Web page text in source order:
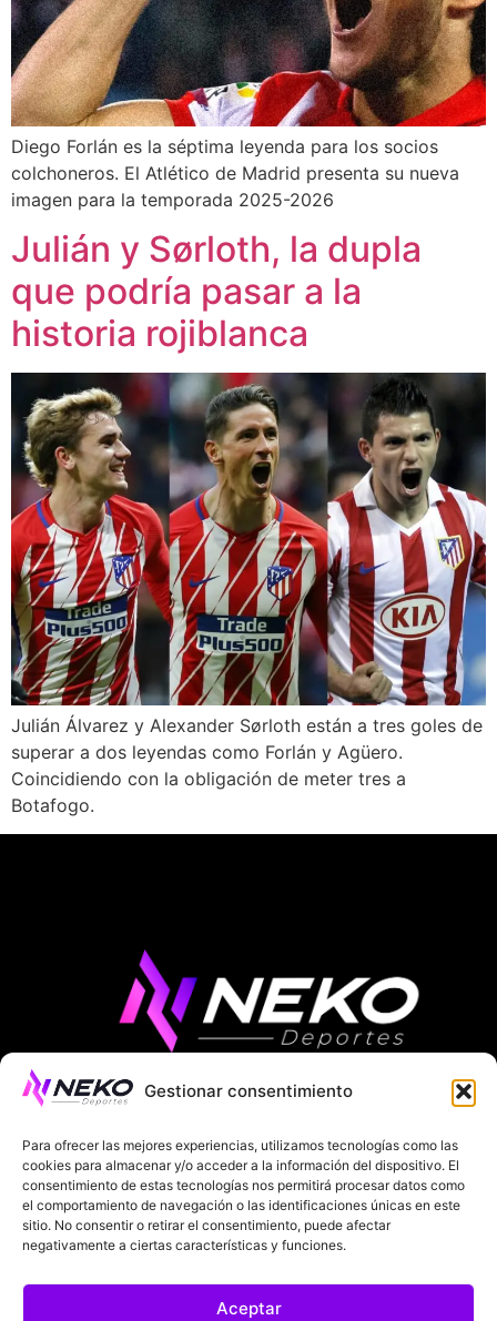
Gestionar consentimiento
Para ofrecer las mejores experiencias, utilizamos tecnologías como las
cookies para almacenar y/o acceder a la información del dispositivo. El
consentimiento de estas tecnologías nos permitirá procesar datos como
el comportamiento de navegación o las identificaciones únicas en este
sitio. No consentir o retirar el consentimiento, puede afectar
negativamente a ciertas características y funciones.
Aceptar
Diego Forlán es la séptima leyenda para los socios
colchoneros. El Atlético de Madrid presenta su nueva
imagen para la temporada 2025-2026
Julián y Sørloth, la dupla
que podría pasar a la
historia rojiblanca
Julián Álvarez y Alexander Sørloth están a tres goles de
superar a dos leyendas como Forlán y Agüero.
Coincidiendo con la obligación de meter tres a
Botafogo.
ÚLTIMAS NOTICIAS COMPETICIONES EUROPEAS
LA LIGA MUNDIAL 2026 FÚTBOL INTERNACIONAL
SOBRE NOSOTROS
POLÍTICA DE PRIVACIDAD
POLÍTICA DE COOKIES